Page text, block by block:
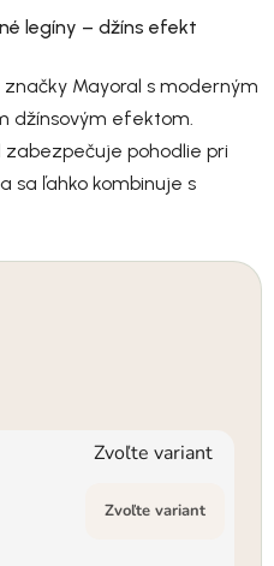
legíny – džíns efekt
Mayoral s moderným
džínsovým efektom.
pohodlie pri
sa ľahko kombinuje s
Zvoľte variant
Zvoľte variant